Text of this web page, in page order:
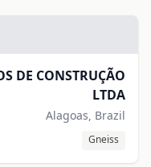
DE CONSTRUÇÃO
LTDA
Alagoas, Brazil
Gneiss